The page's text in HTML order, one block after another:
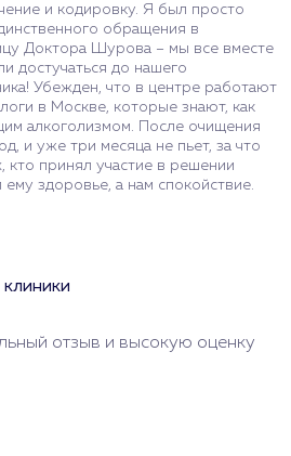
и кодировку. Я был просто
обращения в
Доктора Шурова – мы все вместе
достучаться до нашего
Убежден, что в центре работают
в Москве, которые знают, как
алкоголизмом. После очищения
и уже три месяца не пьет, за что
кто принял участие в решении
здоровье, а нам спокойствие.
отзыв и высокую оценку